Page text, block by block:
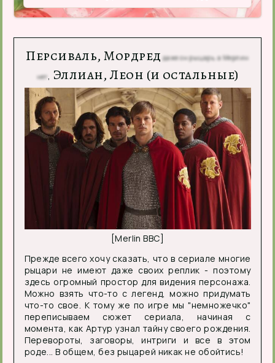
Персиваль, Мордред даже он рыцарь, а Мерлин
нет, Эллиан, Леон (и остальные)
[Merlin BBC]
Прежде всего хочу сказать, что в сериале многие
рыцари не имеют даже своих реплик - поэтому
здесь огромный простор для видения персонажа.
Можно взять что-то с легенд, можно придумать
что-то свое. К тому же по игре мы "немножечко"
переписываем сюжет сериала, начиная с
момента, как Артур узнал тайну своего рождения.
Перевороты, заговоры, интриги и все в этом
роде... В общем, без рыцарей никак не обойтись!